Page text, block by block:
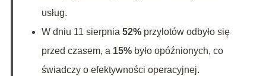
usług.
W dniu 11 sierpnia 52%przylotów odbyło się
przed czasem, a 15%było opóźnionych, co
świadczy o efektywności operacyjnej.